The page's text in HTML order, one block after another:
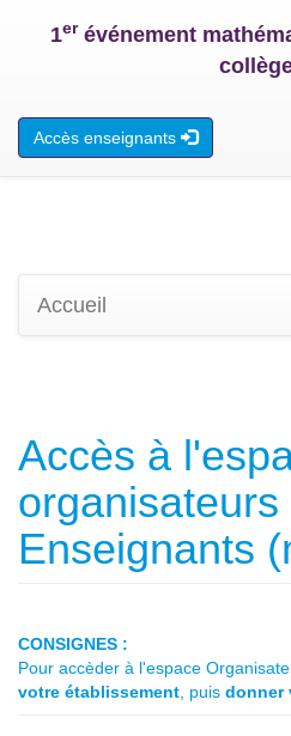
1erévénement
Accès enseignants
Accueil
Accès à
organisateurs
Enseignants
CONSIGNES :
Pour accèder à l'espace
votre établissement , puis donner